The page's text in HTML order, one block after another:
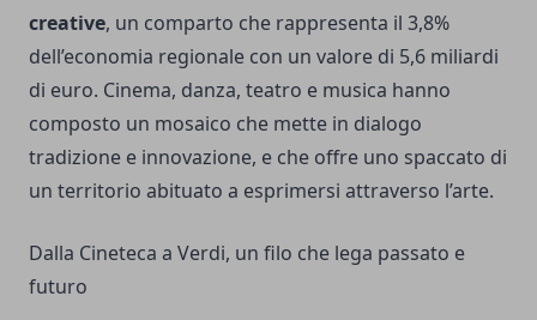
creative, un comparto che rappresenta il 3,8%
dell’economia regionale con un valore di 5,6 miliardi
di euro. Cinema, danza, teatro e musica hanno
composto un mosaico che mette in dialogo
tradizione e innovazione, e che offre uno spaccato di
un territorio abituato a esprimersi attraverso l’arte.
Dalla Cineteca a Verdi, un filo che lega passato e
futuro